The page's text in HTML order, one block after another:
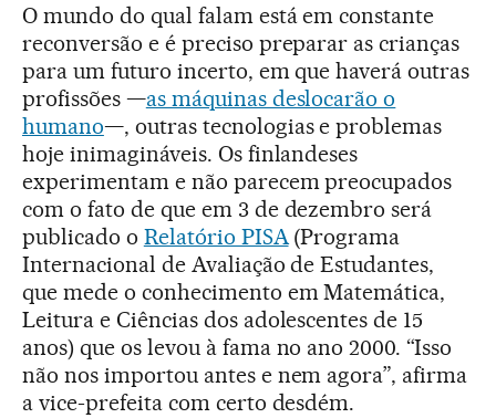
O mundo do qual falam está em constante
reconversão e é preciso preparar as crianças
para um futuro incerto, em que haverá outras
profissões —as máquinas deslocarão o
humano—, outras tecnologias e problemas
hoje inimagináveis. Os finlandeses
experimentam e não parecem preocupados
com o fato de que em 3 de dezembro será
publicado o Relatório PISA(Programa
Internacional de Avaliação de Estudantes,
que mede o conhecimento em Matemática,
Leitura e Ciências dos adolescentes de 15
anos) que os levou à fama no ano 2000. “Isso
não nos importou antes e nem agora”, afirma
a vice-prefeita com certo desdém.